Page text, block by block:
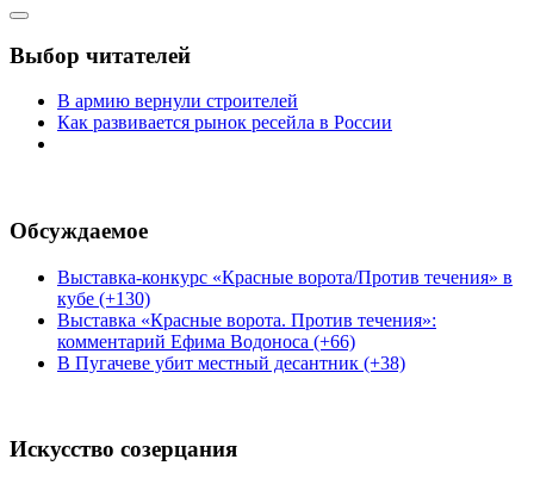
Выбор читателей
В армию вернули строителей
Как развивается рынок ресейла в России
Обсуждаемое
Выставка-конкурс «Красные ворота/Против течения» в
кубе (+130)
Выставка «Красные ворота. Против течения»:
комментарий Ефима Водоноса (+66)
В Пугачеве убит местный десантник (+38)
Искусство созерцания